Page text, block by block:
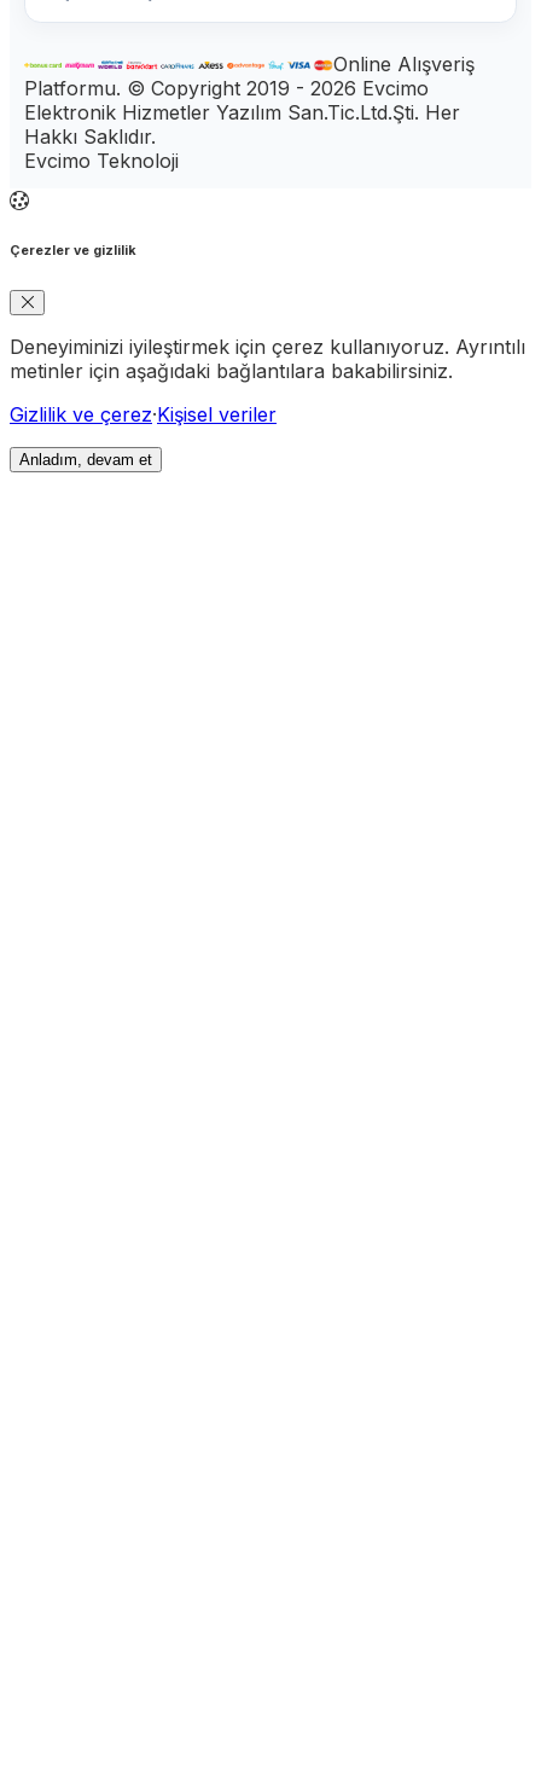
Online Alışveriş
Platformu. © Copyright 2019 - 2026 Evcimo
Elektronik Hizmetler Yazılım San.Tic.Ltd.Şti. Her
Hakkı Saklıdır.
Evcimo Teknoloji
Çerezler ve gizlilik
Deneyiminizi iyileştirmek için çerez kullanıyoruz. Ayrıntılı
metinler için aşağıdaki bağlantılara bakabilirsiniz.
Gizlilik ve çerez·Kişisel veriler
Anladım, devam et